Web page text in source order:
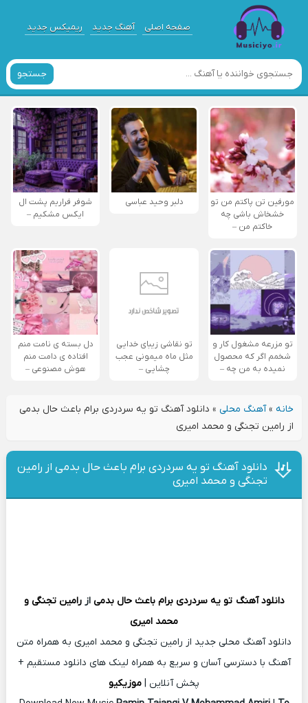
صفحه اصلی آهنگ جدید ریمیکس جدید
جستجو
مورفین تن پاکتم من تو
خشخاش باشی چه
خاکتم من –
دلبر وحید عباسی
شوفر فراریم پشت ال
ایکس مشکیم –
تو مزرعه مشغول کار و
شخمم اگر که محصول
نمیده به من چه –
تو نقاشی زیبای خدایی
مثل ماه میمونی عجب
چشایی –
دل بسته ی نامت منم
افتاده ی دامت منم
هوش مصنوعی –
خانه»آهنگ محلی» دانلود آهنگ تو یه سردردی برام باعث حال بدمی
از رامین تجنگی و محمد امیری
دانلود آهنگ تو یه سردردی برام باعث حال بدمی از رامین
تجنگی و محمد امیری
دانلود آهنگ تو یه سردردی برام باعث حال بدمی ازرامین تجنگی و
محمد امیری
دانلود آهنگ محلی جدید از رامین تجنگی و محمد امیری به همراه متن
آهنگ با دسترسی آسان و سریع به همراه لینک های دانلود مستقیم +
پخش آنلاین | موزیکیو